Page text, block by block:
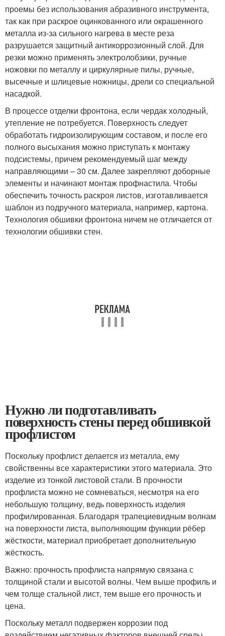
проемы без использования абразивного инструмента,
так как при раскрое оцинкованного или окрашенного
металла из-за сильного нагрева в месте реза
разрушается защитный антикоррозионный слой. Для
резки можно применять электролобзики, ручные
ножовки по металлу и циркулярные пилы, ручные,
высечные и шлицевые ножницы, дрели со специальной
насадкой.
В процессе отделки фронтона, если чердак холодный,
утепление не потребуется. Поверхность следует
обработать гидроизолирующим составом, и после его
полного высыхания можно приступать к монтажу
подсистемы, причем рекомендуемый шаг между
направляющими – 30 см. Далее закрепляют доборные
элементы и начинают монтаж профнастила. Чтобы
обеспечить точность раскроя листов, изготавливается
шаблон из подручного материала, например, картона.
Технология обшивки фронтона ничем не отличается от
технологии обшивки стен.
Нужно ли подготавливать
поверхность стены перед обшивкой
профлистом
Поскольку профлист делается из металла, ему
свойственны все характеристики этого материала. Это
изделие из тонкой листовой стали. В прочности
профлиста можно не сомневаться, несмотря на его
небольшую толщину, ведь поверхность изделия
профилированная. Благодаря трапециевидным волнам
на поверхности листа, выполняющим функции рёбер
жёсткости, материал приобретает дополнительную
жёсткость.
Важно: прочность профлиста напрямую связана с
толщиной стали и высотой волны. Чем выше профиль и
чем толще стальной лист, тем выше его прочность и
цена.
Поскольку металл подвержен коррозии под